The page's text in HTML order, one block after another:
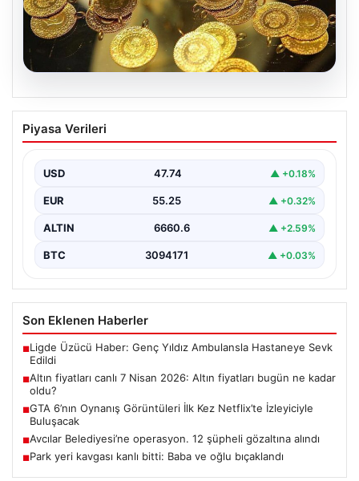
07.08.2026
Altın fiyatları canlı 7 Nisan 2026: Altın
fiyatları bugün ne kadar oldu?
Piyasa Verileri
USD 47.74 ▲ +0.18%
EUR 55.25 ▲ +0.32%
ALTIN 6660.6 ▲ +2.59%
BTC 3094171 ▲ +0.03%
Son Eklenen Haberler
■Ligde Üzücü Haber: Genç Yıldız Ambulansla Hastaneye Sevk
Edildi
■Altın fiyatları canlı 7 Nisan 2026: Altın fiyatları bugün ne kadar
oldu?
■GTA 6’nın Oynanış Görüntüleri İlk Kez Netflix’te İzleyiciyle
Buluşacak
■Avcılar Belediyesi’ne operasyon. 12 şüpheli gözaltına alındı
■Park yeri kavgası kanlı bitti: Baba ve oğlu bıçaklandı